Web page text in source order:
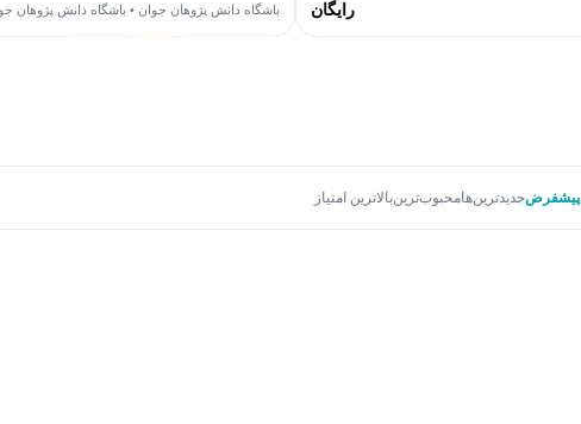
رایگان
باشگاه دانش پژوهان جوان • باشگاه دانش پژوهان
پیشفرضجدیدترین‌هامحبوب‌ترینبالاترین امتیاز